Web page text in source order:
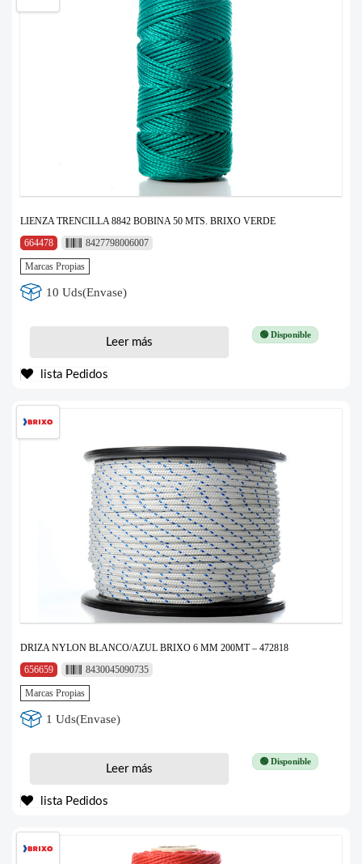
LIENZA TRENCILLA 8842 BOBINA 50 MTS. BRIXO VERDE
664478
8427798006007
Marcas Propias
10 Uds(Envase)
🟢 Disponible
Leer más
lista Pedidos
DRIZA NYLON BLANCO/AZUL BRIXO 6 MM 200MT – 472818
656659
8430045090735
Marcas Propias
1 Uds(Envase)
🟢 Disponible
Leer más
lista Pedidos